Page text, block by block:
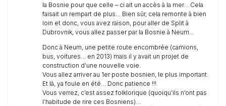
la Bosnie pour que celle – ci ait un accès à la mer… Cela
faisait un rempart de plus… Bien sûr, cela remonte à bien
loin et donc, vous avez raison, pour aller de Split à
Dubrovnik, vous allez passer par la Bosnie à Neum…
Donc à Neum, une petite route encombrée (camions,
bus, voitures… en 2013) mais il y avait un projet de
construction d’une nouvelle voie.
Vous allez arriver au 1er poste bosnien, le plus important.
Et là, ya foule en été… Donc patience !!!
Vous verrez, c’est assez folklorique (quoiqu’ils n’ont pas
l’habitude de rire ces Bosniens)…